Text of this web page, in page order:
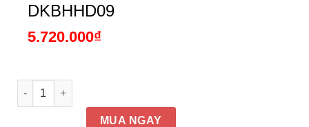
DKBHHD09
5.720.000₫
Bàn họp văn phòng Đức Khang DKBHHD09 số lượng
MUA NGAY